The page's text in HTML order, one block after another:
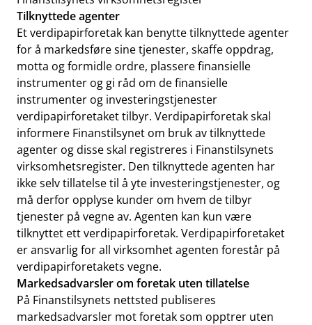
Tilknyttede agenter
Et verdipapirforetak kan benytte tilknyttede agenter
for å markedsføre sine tjenester, skaffe oppdrag,
motta og formidle ordre, plassere finansielle
instrumenter og gi råd om de finansielle
instrumenter og investeringstjenester
verdipapirforetaket tilbyr. Verdipapirforetak skal
informere Finanstilsynet om bruk av tilknyttede
agenter og disse skal registreres i Finanstilsynets
virksomhetsregister. Den tilknyttede agenten har
ikke selv tillatelse til å yte investeringstjenester, og
må derfor opplyse kunder om hvem de tilbyr
tjenester på vegne av. Agenten kan kun være
tilknyttet ett verdipapirforetak. Verdipapirforetaket
er ansvarlig for all virksomhet agenten forestår på
verdipapirforetakets vegne.
Markedsadvarsler om foretak uten tillatelse
På Finanstilsynets nettsted publiseres
markedsadvarsler mot foretak som opptrer uten